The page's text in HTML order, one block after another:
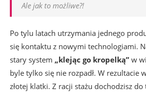
Ale jak to możliwe?!
Po tylu latach utrzymania jednego
się kontaktu z nowymi technologiami.
stary system „klejąc go kropelką” w
byle tylko się nie rozpadł. W rezultacie
złotej klatki. Z racji stażu dochodzisz